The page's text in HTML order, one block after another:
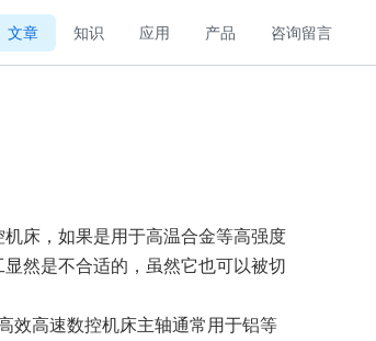
文章 知识 应用 产品 咨询留言
床，如果是用于高温合金等高强度
然是不合适的，虽然它也可以被切
高速数控机床主轴通常用于铝等